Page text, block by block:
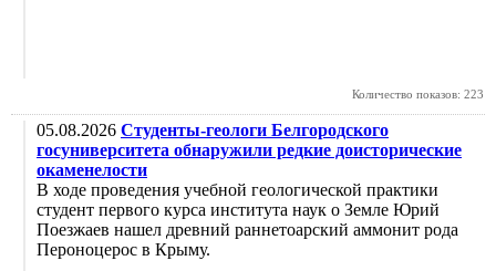
Количество показов: 223
05.08.2026 Студенты-геологи Белгородского
госуниверситета обнаружили редкие доисторические
окаменелости
В ходе проведения учебной геологической практики
студент первого курса института наук о Земле Юрий
Поезжаев нашел древний раннетоарский аммонит рода
Пероноцерос в Крыму.